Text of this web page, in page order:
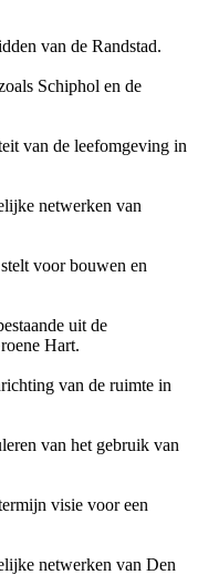
van de Randstad.
Schiphol en de
van de leefomgeving in
netwerken van
voor bouwen en
uit de
Hart.
van de ruimte in
van het gebruik van
visie voor een
netwerken van Den